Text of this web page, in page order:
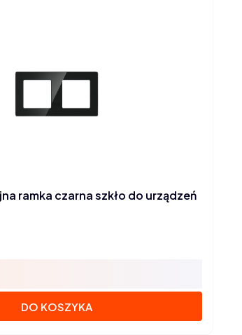
ramka czarna szkło do urządzeń
DO KOSZYKA